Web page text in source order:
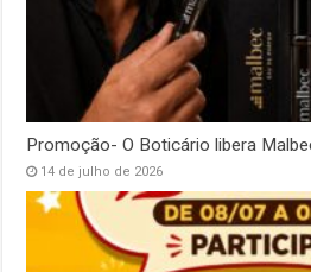
Promoção- O Boticário libera
14 de julho de 2026